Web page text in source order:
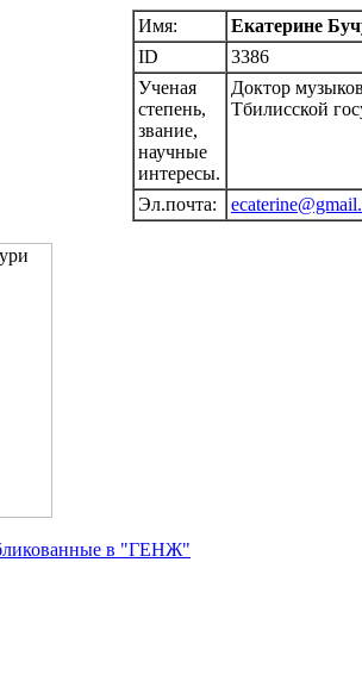
Имя:
Екатерине
ID
3386
Ученая
степень,
звание,
научные
интересы.
Доктор
Тбилисской
Эл.почта:
в "ГЕНЖ"